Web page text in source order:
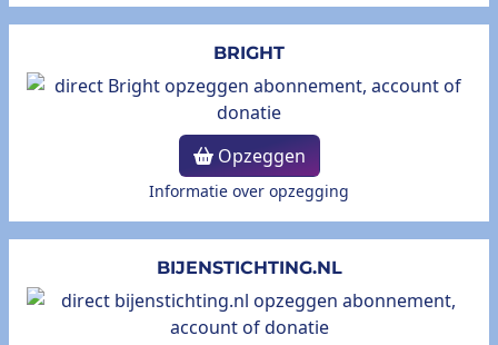
BRIGHT
Opzeggen
Informatie over opzegging
BIJENSTICHTING.NL